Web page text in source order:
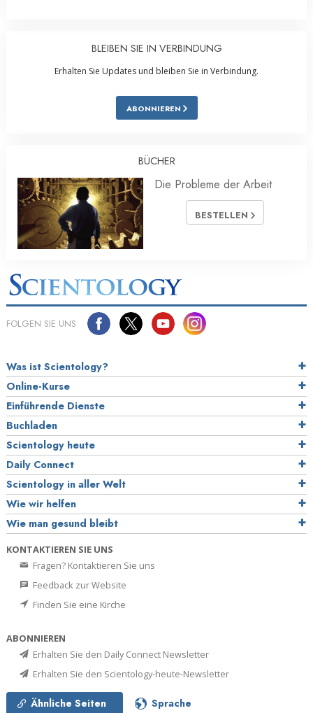
BLEIBEN SIE IN VERBINDUNG
Erhalten Sie Updates und bleiben Sie in Verbindung.
ABONNIEREN
BÜCHER
Die Probleme der Arbeit
BESTELLEN
FOLGEN SIE UNS
Was ist Scientology?
Online-Kurse
Einführende Dienste
Buchladen
Scientology heute
Daily Connect
Scientology in aller Welt
Wie wir helfen
Wie man gesund bleibt
KONTAKTIEREN SIE UNS
Fragen? Kontaktieren Sie uns
Feedback zur Website
Finden Sie eine Kirche
ABONNIEREN
Erhalten Sie den Daily Connect Newsletter
Erhalten Sie den Scientology-heute-Newsletter
Ähnliche Seiten Sprache